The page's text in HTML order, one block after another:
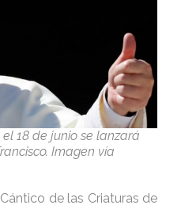
18 de junio se lanzará
Imagen vía
de las Criaturas de